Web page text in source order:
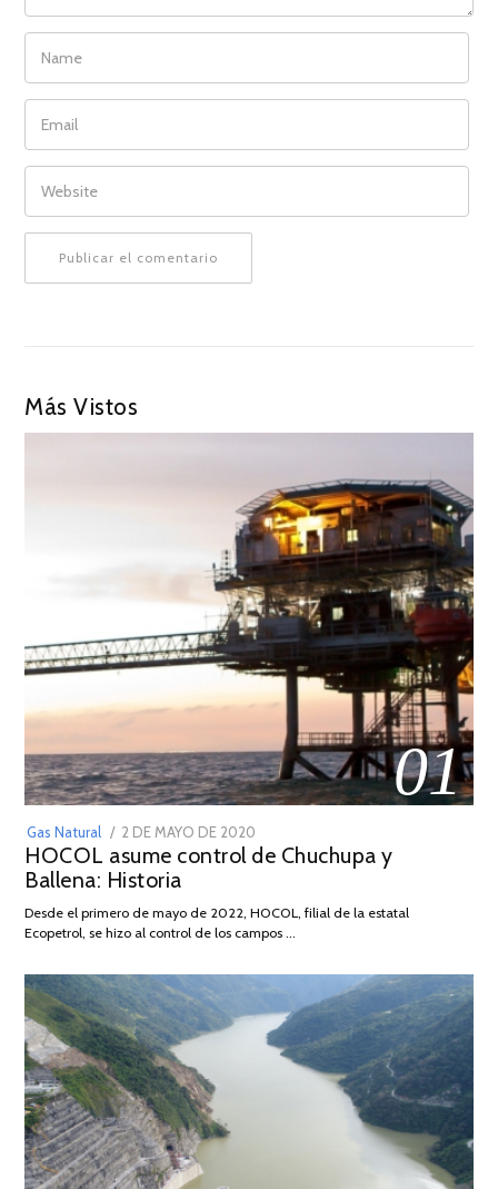
NAME
EMAIL
WEBSITE
Más Vistos
01
Gas Natural
POSTED
ON
2 DE MAYO DE 2020
DE
2026
HOCOL asume control de Chuchupa y
Ballena: Historia
Desde el primero de mayo de 2022, HOCOL, filial de la estatal
Ecopetrol, se hizo al control de los campos …